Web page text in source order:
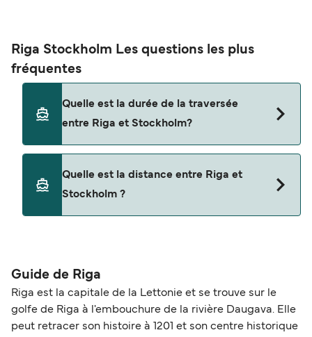
Riga Stockholm Les questions les plus
fréquentes
Quelle est la durée de la traversée
entre Riga et Stockholm?
Veuillez consulter notre Deal Finder pour des
itinéraires alternatifs.
Quelle est la distance entre Riga et
Stockholm ?
Guide de Riga
Riga est la capitale de la Lettonie et se trouve sur le
golfe de Riga à l'embouchure de la rivière Daugava. Elle
peut retracer son histoire à 1201 et son centre historique